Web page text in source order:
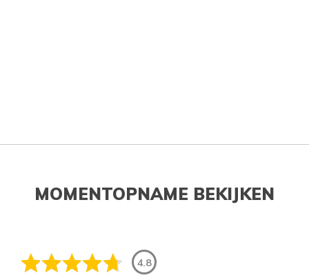
MOMENTOPNAME BEKIJKEN
4.8